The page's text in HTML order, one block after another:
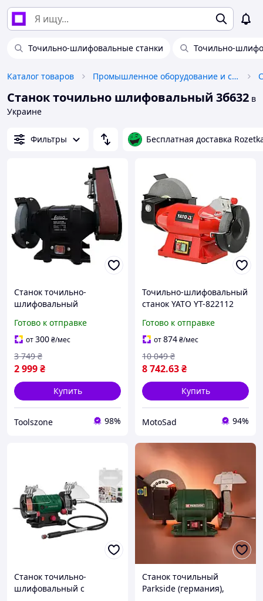
Точильно-шлифовальные станки Точильно-
Каталог товаров Промышленное оборудование и станки
Станок точильно шлифовальный 3б632 в
Украине
Фильтры Бесплатная доставка
Станок точильно-
шлифовальный
900
(900Вт/150мм/686*50мм)
Готово к отправке
от300₴/мес
2 999₴
3 749 ₴
Купить
Toolszone 98%
Точильно-шлифовальный
станок YATO YT-822112
мокрой шлифовки
Готово к отправке
от874₴/мес
8 742.63₴
10 049 ₴
Купить
MotoSad 94%
Станок точильно-
шлифовальный с
Станок точильный
Parkside (германия),